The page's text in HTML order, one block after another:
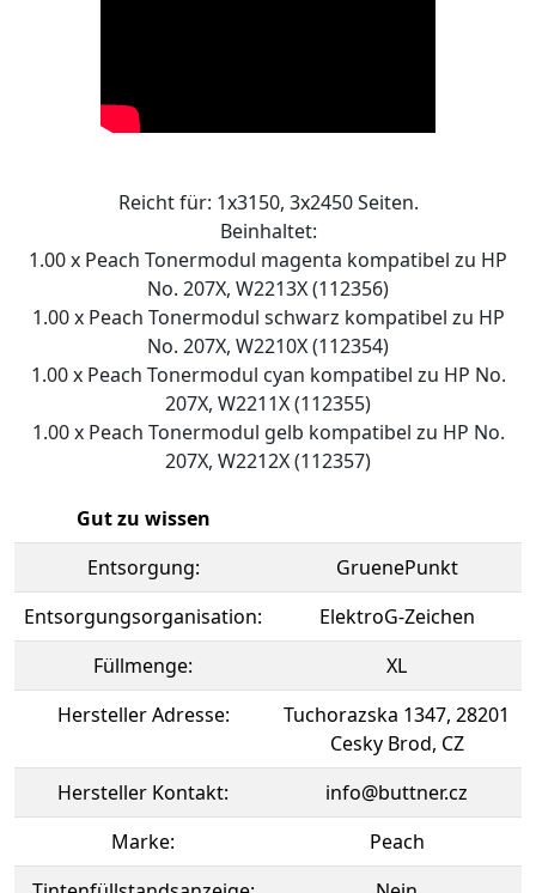
Reicht für: 1x3150, 3x2450 Seiten.
Beinhaltet:
1.00 x Peach Tonermodul magenta kompatibel zu HP
No. 207X, W2213X (112356)
1.00 x Peach Tonermodul schwarz kompatibel zu HP
No. 207X, W2210X (112354)
1.00 x Peach Tonermodul cyan kompatibel zu HP No.
207X, W2211X (112355)
1.00 x Peach Tonermodul gelb kompatibel zu HP No.
207X, W2212X (112357)
Gut zu wissen
Entsorgung:
GruenePunkt
Entsorgungsorganisation:
ElektroG-Zeichen
Füllmenge:
XL
Hersteller Adresse:
Tuchorazska 1347, 28201
Cesky Brod, CZ
Hersteller Kontakt:
info@buttner.cz
Marke:
Peach